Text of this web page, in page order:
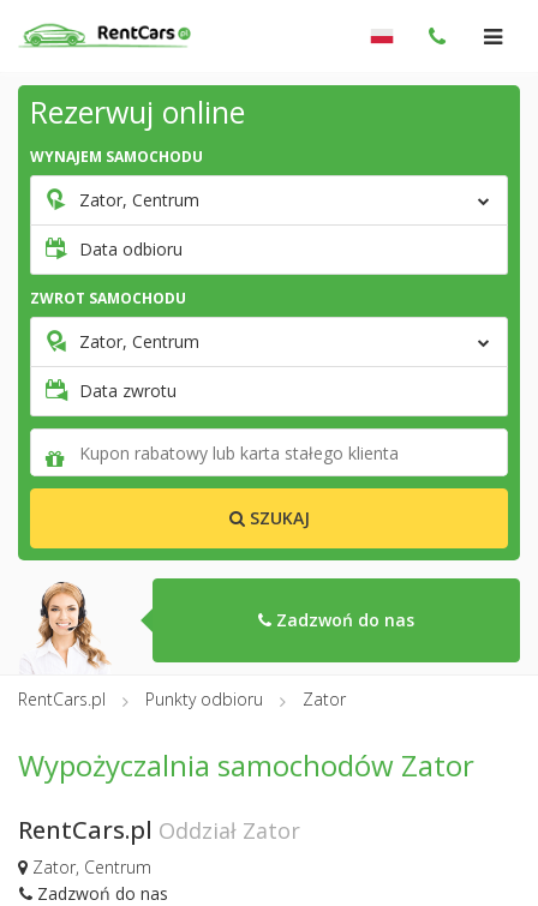
Rezerwuj online
WYNAJEM SAMOCHODU
Zator, Centrum
Data odbioru
ZWROT SAMOCHODU
Zator, Centrum
Data zwrotu
SZUKAJ
Zadzwoń do nas
RentCars.pl Punkty odbioru Zator
Wypożyczalnia samochodów Zator
RentCars.pl Oddział Zator
Zator, Centrum
Zadzwoń do nas